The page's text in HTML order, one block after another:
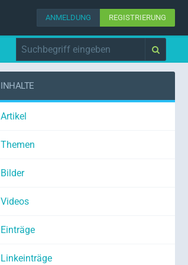
ANMELDUNG REGISTRIERUNG
INHALTE
Artikel
Themen
Bilder
Videos
Einträge
Linkeinträge